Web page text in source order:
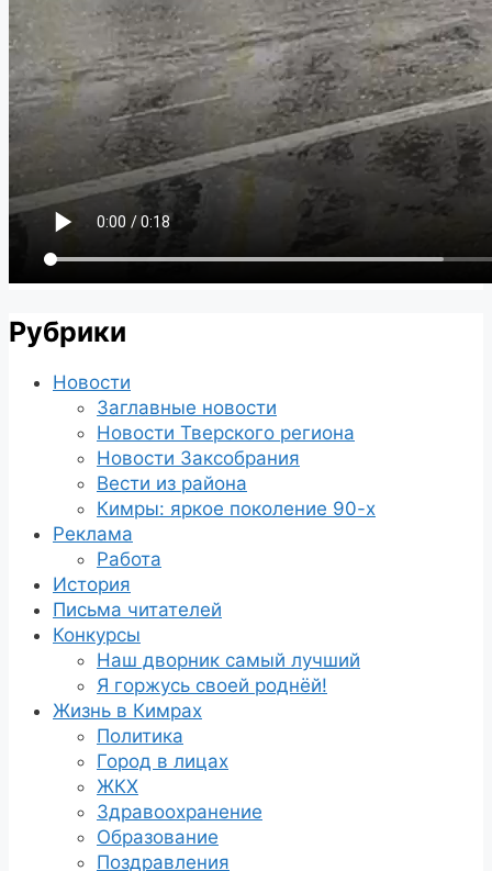
Рубрики
Новости
Заглавные новости
Новости Тверского региона
Новости Заксобрания
Вести из района
Кимры: яркое поколение 90-х
Реклама
Работа
История
Письма читателей
Конкурсы
Наш дворник самый лучший
Я горжусь своей роднёй!
Жизнь в Кимрах
Политика
Город в лицах
ЖКХ
Здравоохранение
Образование
Поздравления